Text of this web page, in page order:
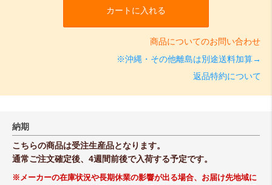
カートに入れる
商品についてのお問い合わせ
※沖縄・その他離島は別途送料加算→
返品特約について
納期
こちらの商品は受注生産品となります。
通常ご注文確定後、4週間前後で入荷する予定です。
※メーカーの在庫状況や長期休業の影響が出る場合、お届け先地域に